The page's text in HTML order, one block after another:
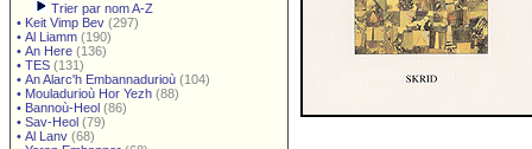
Trier par nom A-Z
• Keit Vimp Bev (297)
• Al Liamm (190)
• An Here (136)
• TES (131)
• An Alarc'h Embannadurioù (104)
• Mouladurioù Hor Yezh (88)
• Bannoù-Heol (86)
• Sav-Heol (79)
• Al Lanv (68)